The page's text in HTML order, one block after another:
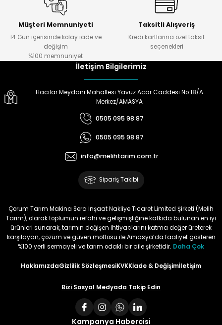
Müşteri Memnuniyeti
14 Gün içerisinde kolay iade ve
değişim
%100 memnuniyet
Taksitli Alışveriş
Kredi kartlarına özel taksit
seçenekleri
İletişim Bilgilerimiz
Hacılar Meydanı Mahallesi Yavuz Acar Caddesi No:18/A
Merkez/AMASYA
0505 095 98 87
0505 095 98 87
info@melihtarim.com.tr
Sipariş Takibi
Çorum Tarım Makina Sera İnşaat Nakliye Ticaret Limited Şirketi (Melih
Tarım), olarak toplumun refahı ve gelişmişliğine katkıda bulunan en iyi
ürünleri sunarak, tarımın değişen ihtiyaçlarını katma değer üreterek
karşılayan, çözüm ve güven mottosu ile Amasya’da faaliyet gösteren
%100 yerli sermayeli ve tarım odaklı bir aile şirketidir. Daha Çok
HakkımızdaGizlilik SözleşmesiKVKKİade & Değişimİletişim
Bizi Sosyal Medyada Takip Edin
Kampanya Habercisi